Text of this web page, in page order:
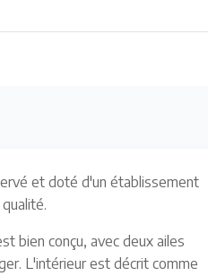
et doté d'un établissement
bien conçu, avec deux ailes
L'intérieur est décrit comme